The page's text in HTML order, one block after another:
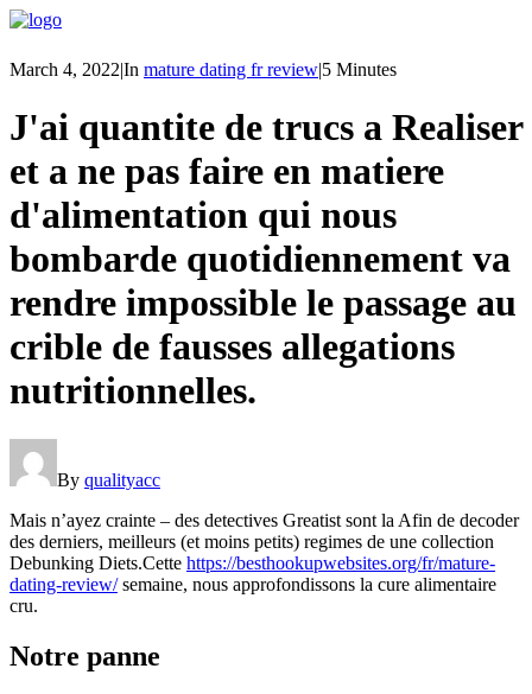
March 4, 2022|In mature dating fr review|5 Minutes
J'ai quantite de trucs a Realiser
et a ne pas faire en matiere
d'alimentation qui nous
bombarde quotidiennement va
rendre impossible le passage au
crible de fausses allegations
nutritionnelles.
By qualityacc
Mais n’ayez crainte – des detectives Greatist sont la Afin de decoder
des derniers, meilleurs (et moins petits) regimes de une collection
Debunking Diets.Cette https://besthookupwebsites.org/fr/mature-
dating-review/semaine, nous approfondissons la cure alimentaire
cru.
Notre panne